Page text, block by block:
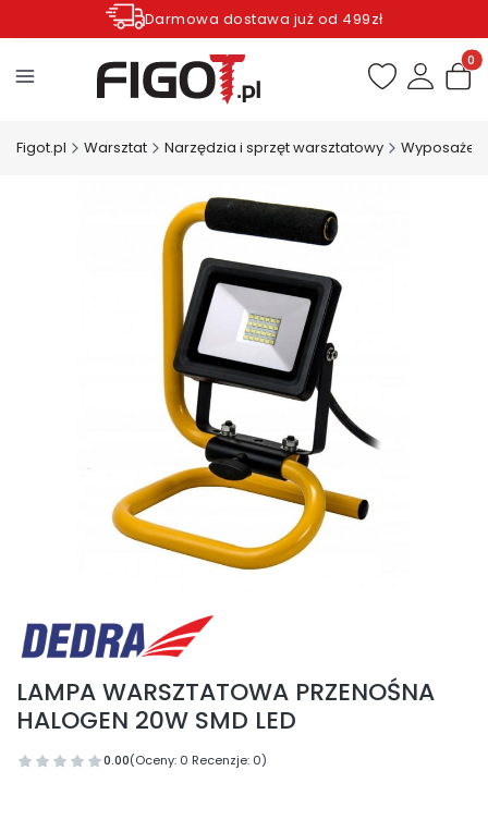
Darmowa dostawa już od 499zł
Zamów do godziny 12.00 wysyłka dziś*
Figot.pl Warsztat Narzędzia i sprzęt warsztatowy
LAMPA WARSZTATOWA PRZENOŚNA
HALOGEN 20W SMD LED
0.00(Oceny: 0 Recenzje: 0)